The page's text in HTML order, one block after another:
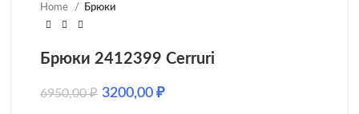
Home Брюки
Брюки 2412399 Cerruri
6950,00₽ 3200,00 ₽